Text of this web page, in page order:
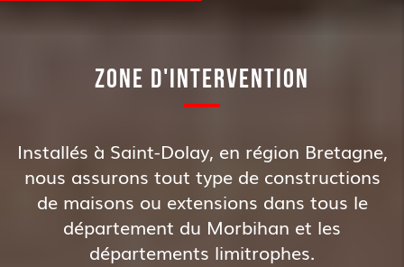
ZONE D'INTERVENTION
Installés à Saint-Dolay, en région Bretagne,
nous assurons tout type de constructions
de maisons ou extensions dans tous le
département du Morbihan et les
départements limitrophes.